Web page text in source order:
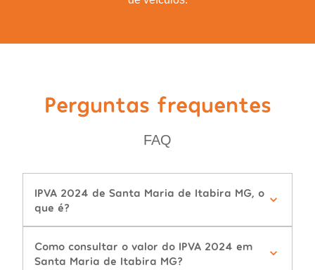
Perguntas frequentes
FAQ
IPVA 2024 de Santa Maria de Itabira MG, o
que é?
Como consultar o valor do IPVA 2024 em
Santa Maria de Itabira MG?